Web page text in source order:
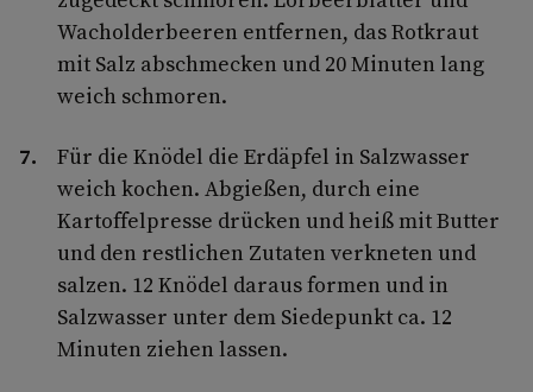
Wacholderbeeren entfernen, das Rotkraut
mit Salz abschmecken und 20 Minuten lang
weich schmoren.
Für die Knödel die Erdäpfel in Salzwasser
weich kochen. Abgießen, durch eine
Kartoffelpresse drücken und heiß mit Butter
und den restlichen Zutaten verkneten und
salzen. 12 Knödel daraus formen und in
Salzwasser unter dem Siedepunkt ca. 12
Minuten ziehen lassen.